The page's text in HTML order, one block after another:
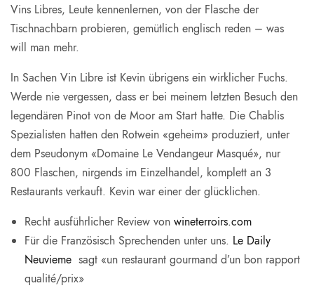
Vins Libres, Leute kennenlernen, von der Flasche der
Tischnachbarn probieren, gemütlich englisch reden – was
will man mehr.
In Sachen Vin Libre ist Kevin übrigens ein wirklicher Fuchs.
Werde nie vergessen, dass er bei meinem letzten Besuch den
legendären Pinot von de Moor am Start hatte. Die Chablis
Spezialisten hatten den Rotwein «geheim» produziert, unter
dem Pseudonym «Domaine Le Vendangeur Masqué», nur
800 Flaschen, nirgends im Einzelhandel, komplett an 3
Restaurants verkauft. Kevin war einer der glücklichen.
Recht ausführlicher Review von wineterroirs.com
Für die Französisch Sprechenden unter uns. Le Daily
Neuvieme sagt «un restaurant gourmand d’un bon rapport
qualité/prix»